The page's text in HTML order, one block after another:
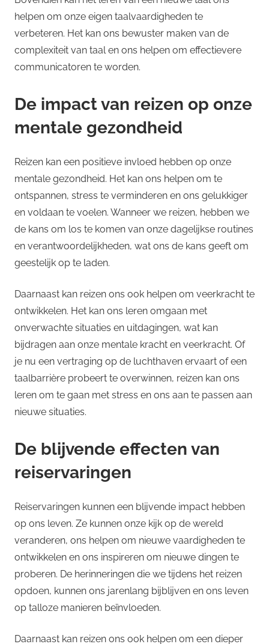
helpen om onze eigen taalvaardigheden te
verbeteren. Het kan ons bewuster maken van de
complexiteit van taal en ons helpen om effectievere
communicatoren te worden.
De impact van reizen op onze
mentale gezondheid
Reizen kan een positieve invloed hebben op onze
mentale gezondheid. Het kan ons helpen om te
ontspannen, stress te verminderen en ons gelukkiger
en voldaan te voelen. Wanneer we reizen, hebben we
de kans om los te komen van onze dagelijkse routines
en verantwoordelijkheden, wat ons de kans geeft om
geestelijk op te laden.
Daarnaast kan reizen ons ook helpen om veerkracht te
ontwikkelen. Het kan ons leren omgaan met
onverwachte situaties en uitdagingen, wat kan
bijdragen aan onze mentale kracht en veerkracht. Of
je nu een vertraging op de luchthaven ervaart of een
taalbarrière probeert te overwinnen, reizen kan ons
leren om te gaan met stress en ons aan te passen aan
nieuwe situaties.
De blijvende effecten van
reiservaringen
Reiservaringen kunnen een blijvende impact hebben
op ons leven. Ze kunnen onze kijk op de wereld
veranderen, ons helpen om nieuwe vaardigheden te
ontwikkelen en ons inspireren om nieuwe dingen te
proberen. De herinneringen die we tijdens het reizen
opdoen, kunnen ons jarenlang bijblijven en ons leven
op talloze manieren beïnvloeden.
Daarnaast kan reizen ons ook helpen om een dieper